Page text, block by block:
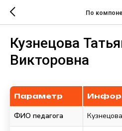
По
Кузнецова
Викторовна
Параметр
ФИО педагога